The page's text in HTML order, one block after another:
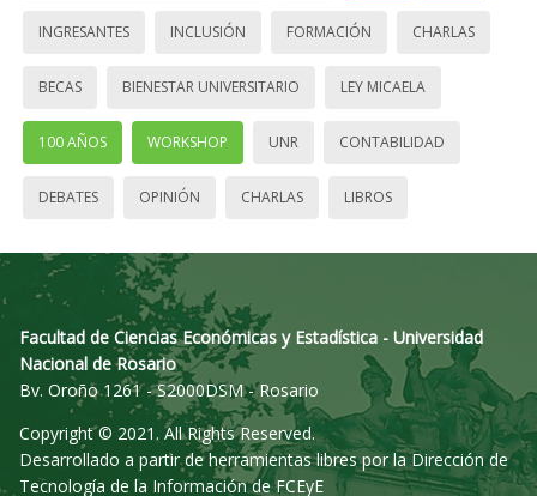
INGRESANTES INCLUSIÓN FORMACIÓN CHARLAS
BECAS BIENESTAR UNIVERSITARIO LEY MICAELA
100 AÑOS WORKSHOP UNR CONTABILIDAD
DEBATES OPINIÓN CHARLAS LIBROS
Facultad de Ciencias Económicas y Estadística - Universidad
Nacional de Rosario
Bv. Oroño 1261 - S2000DSM - Rosario
Copyright © 2021. All Rights Reserved.
Desarrollado a partir de herramientas libres por la Dirección de
Tecnología de la Información de FCEyE